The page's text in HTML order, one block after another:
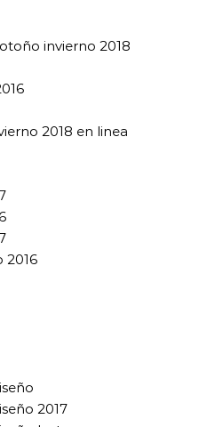
invierno 2018
2018 en linea
2016
2017